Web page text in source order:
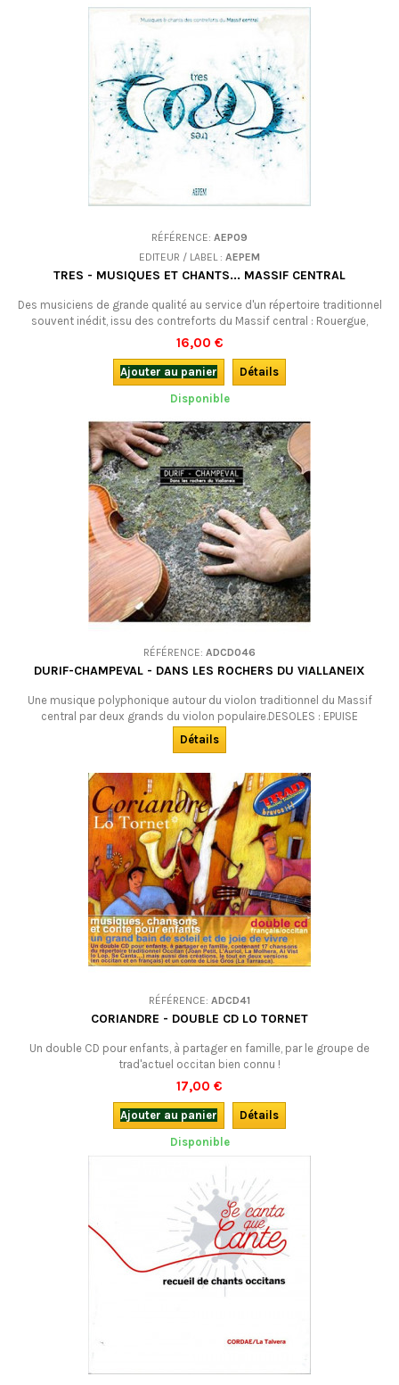
RÉFÉRENCE: AEP09
EDITEUR / LABEL : AEPEM
TRES - MUSIQUES ET CHANTS... MASSIF CENTRAL
Des musiciens de grande qualité au service d'un répertoire traditionnel
souvent inédit, issu des contreforts du Massif central : Rouergue,
Cévennes, Larzac, Vivarais, et bien sûr Auvergne et Limousin.
16,00 €
Ajouter au panier
Détails
Disponible
RÉFÉRENCE: ADCD046
DURIF-CHAMPEVAL - DANS LES ROCHERS DU VIALLANEIX
Une musique polyphonique autour du violon traditionnel du Massif
central par deux grands du violon populaire.DESOLES : EPUISE
Détails
RÉFÉRENCE: ADCD41
CORIANDRE - DOUBLE CD LO TORNET
Un double CD pour enfants, à partager en famille, par le groupe de
trad'actuel occitan bien connu !
17,00 €
Ajouter au panier
Détails
Disponible